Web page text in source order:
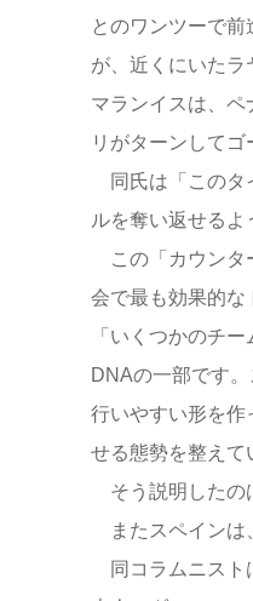
とのワンツーで
が、近くにいた
マランイスは、ペ
リがターンしてゴ
同氏は「このタ
ルを奪い返せるよ
この「カウンタ
会で最も効果的な
「いくつかのチ
DNAの一部です
行いやすい形を作
せる態勢を整えて
そう説明したの
またスペインは
同コラムニスト